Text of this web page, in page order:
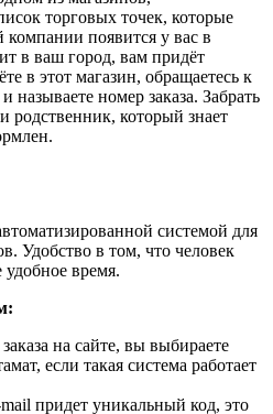
торговых точек, которые
появится у вас в
в ваш город, вам придёт
в этот магазин, обращаетесь к
называете номер заказа. Забрать
родственник, который знает
системой для
Удобство в том, что человек
удобное время.
на сайте, вы выбираете
если такая система работает
придет уникальный код, это